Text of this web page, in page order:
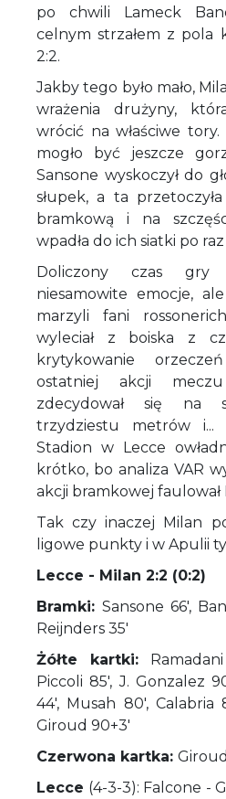
po chwili Lameck
celnym strzałem z pola
2:2.
Jakby tego było mało,
wrażenia drużyny,
wrócić na właściwe
mogło być jeszcze
Sansone wyskoczył do
słupek, a ta
bramkową i na
wpadła do ich siatki po
Doliczony czas gry
niesamowite emocje,
marzyli fani
wyleciał z boiska z
krytykowanie
ostatniej akcji
zdecydował się na
trzydziestu metrów i...
Stadion w Lecce
krótko, bo analiza VAR
akcji bramkowej faulował
Tak czy inaczej Milan
ligowe punkty i w Apulii
Lecce - Milan 2:2 (0:2)
Bramki: Sansone 66',
Reijnders 35'
Żółte kartki:
Piccoli 85', J. Gonzalez
44', Musah 80', Calabria
Giroud 90+3'
Czerwona kartka:
Lecce (4-3-3): Falcone -